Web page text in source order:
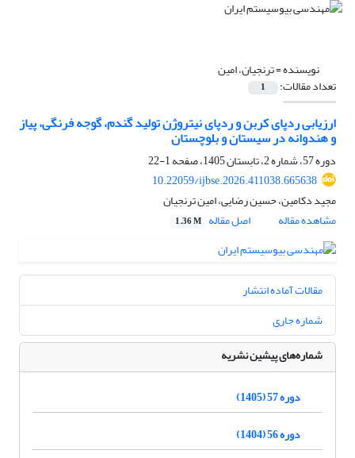
نویسنده =ترنجیان، امین
تعداد مقالات: 1
ارزیابی ردپای کربن و ردپای نیتروژن تولید گندم، گوجه فرنگی، پیاز
و هندوانه در سیستان و بلوچستان
دوره 57، شماره 2، تابستان 1405، صفحه
1-22
10.22059/ijbse.2026.411038.665638
مجید دکامین، حسین رضایی، امین ترنجیان
مشاهده مقاله
اصل مقاله 1.36 M
مقالات آماده انتشار
شماره جاری
شماره‌های پیشین نشریه
دوره 57 (1405)
دوره 56 (1404)